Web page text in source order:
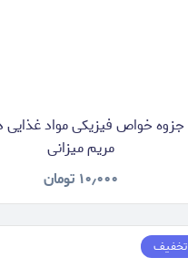
جزوه خواص فیزیکی مواد غذایی
مریم میزانی
۱۰٫۰۰۰ تومان
تخفیف